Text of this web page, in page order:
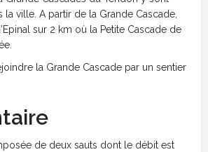
la ville. A partir de la Grande Cascade,
sur 2 km où la Petite Cascade de
la Grande Cascade par un sentier
de deux sauts dont le débit est